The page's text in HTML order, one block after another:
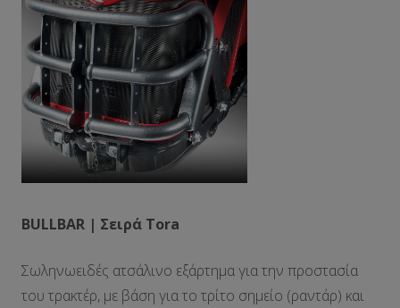
BULLBAR | Σειρά Tora
Σωληνωειδές ατσάλινο εξάρτημα για την προστασία
του τρακτέρ, με βάση για το τρίτο σημείο (ραντάρ) και